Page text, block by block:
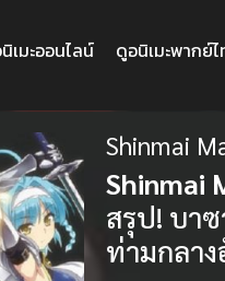
เมะออนไลน์ ดูอนิเมะพากย์
Shinmai
Shinmai
สรุป! บา
ท่ามกลา